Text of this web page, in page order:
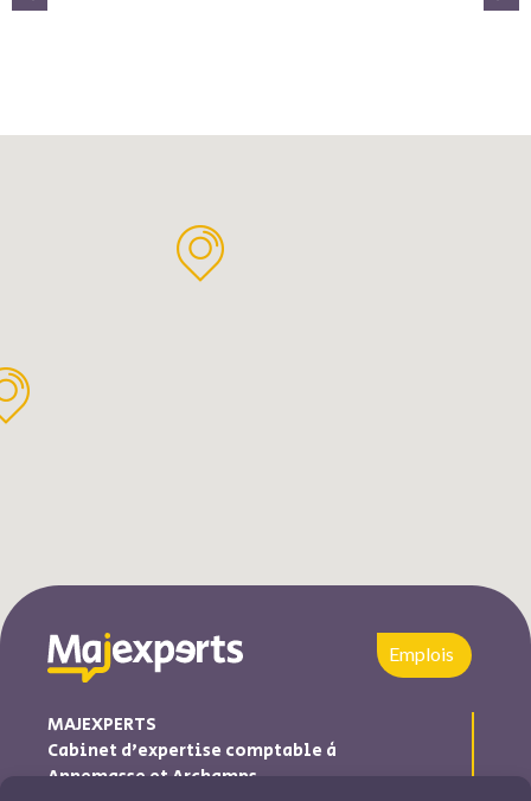
Emplois
MAJEXPERTS
Cabinet d’expertise comptable à
Annemasse et Archamps